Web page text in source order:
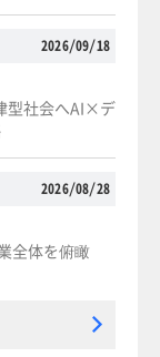
2026/09/18
型社会へAI×デ
2026/08/28
全体を俯瞰